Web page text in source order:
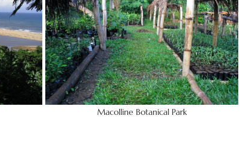
Macolline Botanical Park